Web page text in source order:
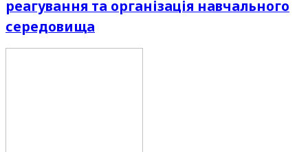
реагування та організація навчального
середовища